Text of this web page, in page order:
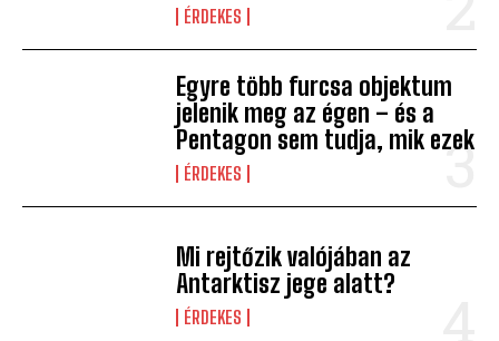
ÉRDEKES
Egyre több furcsa objektum
jelenik meg az égen – és a
Pentagon sem tudja, mik ezek
ÉRDEKES
Mi rejtőzik valójában az
Antarktisz jege alatt?
ÉRDEKES